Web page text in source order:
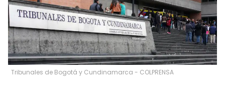
Tribunales de Bogotá y Cundinamarca - COLPRENSA